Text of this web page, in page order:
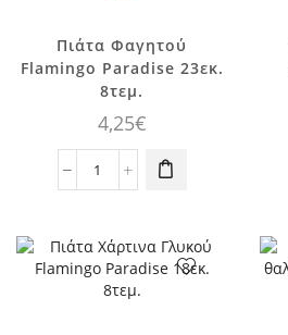
Πιάτα Φαγητού
Flamingo Paradise 23εκ.
8τεμ.
4,25€
Πιάτα
Paradise
23εκ.
8τεμ.